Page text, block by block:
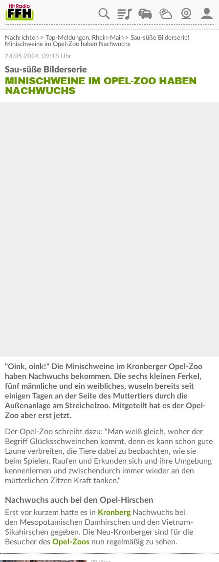
PlaylistStaupilotWetterWebcam
Nachrichten > Top-Meldungen, Rhein-Main > Sau-süße Bilderserie!
Minischweine im Opel-Zoo haben Nachwuchs
24.05.2024, 09:18 Uhr
Sau-süße Bilderserie
MINISCHWEINE IM OPEL-ZOO HABEN
NACHWUCHS
"Oink, oink!" Die Minischweine im Kronberger Opel-Zoo
haben Nachwuchs bekommen. Die sechs kleinen Ferkel,
fünf männliche und ein weibliches, wuseln bereits seit
einigen Tagen an der Seite des Muttertiers durch die
Außenanlage am Streichelzoo. Mitgeteilt hat es der Opel-
Zoo aber erst jetzt.
Der Opel-Zoo schreibt dazu: "Man weiß gleich, woher der
Begriff Glücksschweinchen kommt, denn es kann schon gute
Laune verbreiten, die Tiere dabei zu beobachten, wie sie
beim Spielen, Raufen und Erkunden sich und ihre Umgebung
kennenlernen und zwischendurch immer wieder an den
mütterlichen Zitzen Kraft tanken."
Nachwuchs auch bei den Opel-Hirschen
Erst vor kurzem hatte es in KronbergNachwuchs bei
den Mesopotamischen Damhirschen und den Vietnam-
Sikahirschen gegeben. Die Neu-Kronberger sind für die
Besucher des Opel-Zoos nun regelmäßig zu sehen.